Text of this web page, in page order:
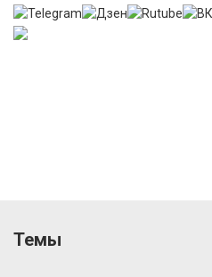
Темы